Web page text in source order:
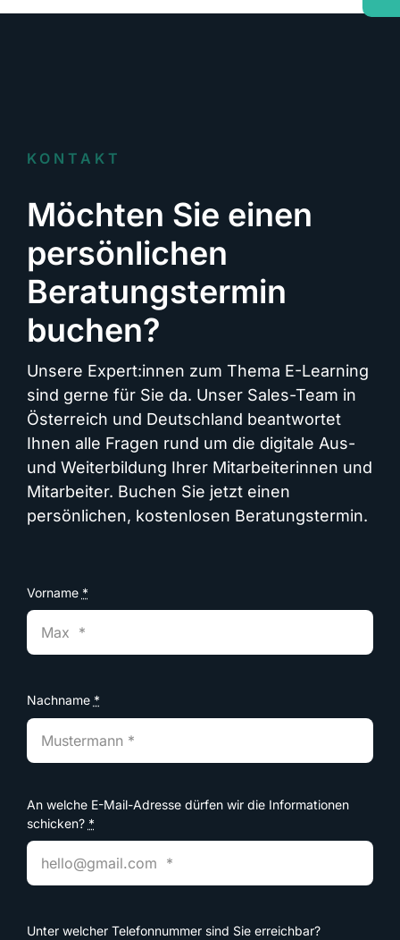
KONTAKT
Möchten Sie einen
persönlichen
Beratungstermin
buchen?
Unsere Expert:innen zum Thema E-Learning
sind gerne für Sie da. Unser Sales-Team in
Österreich und Deutschland beantwortet
Ihnen alle Fragen rund um die digitale Aus-
und Weiterbildung Ihrer Mitarbeiterinnen und
Mitarbeiter. Buchen Sie jetzt einen
persönlichen, kostenlosen Beratungstermin.
Vorname *
Nachname *
An welche E-Mail-Adresse dürfen wir die Informationen
schicken? *
Unter welcher Telefonnummer sind Sie erreichbar?